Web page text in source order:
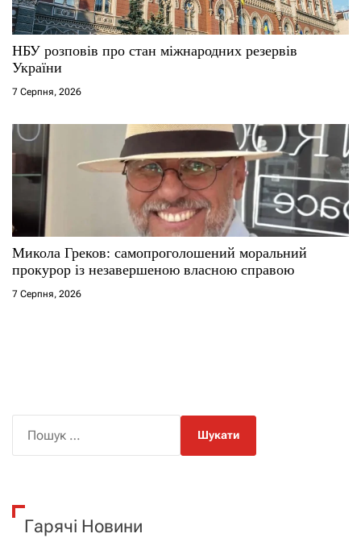
НБУ розповів про стан міжнародних резервів
України
7 Серпня, 2026
Микола Греков: самопроголошений моральний
прокурор із незавершеною власною справою
7 Серпня, 2026
к
Гарячі Новини